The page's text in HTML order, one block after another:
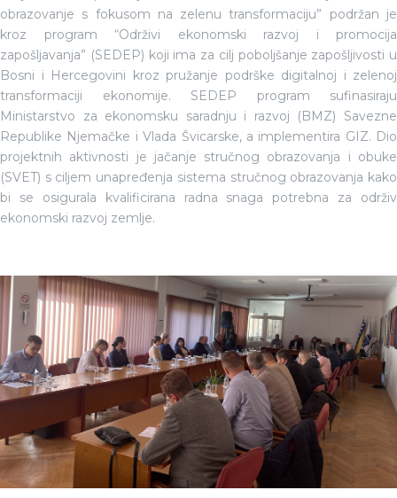
obrazovanje s fokusom na zelenu transformaciju” podržan je
kroz program “Održivi ekonomski razvoj i promocija
zapošljavanja” (SEDEP) koji ima za cilj poboljšanje zapošljivosti u
Bosni i Hercegovini kroz pružanje podrške digitalnoj i zelenoj
transformaciji ekonomije. SEDEP program sufinasiraju
Ministarstvo za ekonomsku saradnju i razvoj (BMZ) Savezne
Republike Njemačke i Vlada Švicarske, a implementira GIZ. Dio
projektnih aktivnosti je jačanje stručnog obrazovanja i obuke
(SVET) s ciljem unapređenja sistema stručnog obrazovanja kako
bi se osigurala kvalificirana radna snaga potrebna za održiv
ekonomski razvoj zemlje.